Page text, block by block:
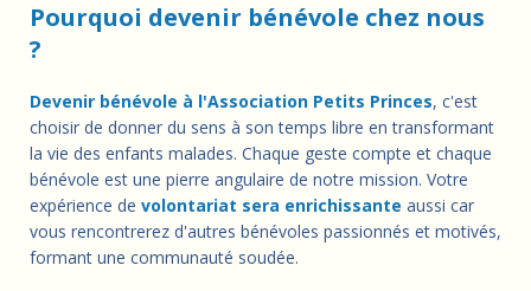
Pourquoi devenir bénévole chez nous
?
Devenir bénévole à l'Association Petits Princes, c'est
choisir de donner du sens à son temps libre en transformant
la vie des enfants malades. Chaque geste compte et chaque
bénévole est une pierre angulaire de notre mission. Votre
expérience de volontariat sera enrichissante aussi car
vous rencontrerez d'autres bénévoles passionnés et motivés,
formant une communauté soudée.